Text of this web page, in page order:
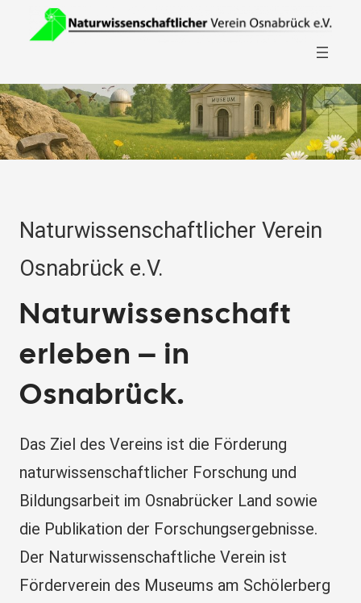
Inhalt
Naturwissenschaftlicher Verein
Osnabrück e.V.
Naturwissenschaft
erleben – in
Osnabrück.
Das Ziel des Vereins ist die Förderung
naturwissenschaftlicher Forschung und
Bildungsarbeit im Osnabrücker Land sowie
die Publikation der Forschungsergebnisse.
Der Naturwissenschaftliche Verein ist
Förderverein des Museums am Schölerberg
Search